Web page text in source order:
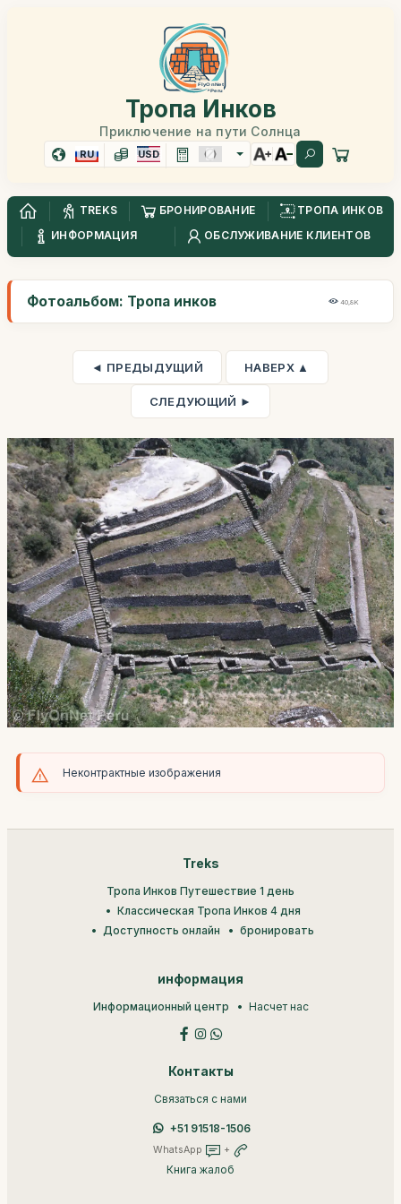
Тропа Инков
Приключение на пути Солнца
RU USD
TREKS БРОНИРОВАНИЕ
ТРОПА ИНКОВ
ИНФОРМАЦИЯ
ОБСЛУЖИВАНИЕ КЛИЕНТОВ
Фотоальбом: Тропа инков 40,8K
◄ ПРЕДЫДУЩИЙ НАВЕРХ ▲
СЛЕДУЮЩИЙ ►
Неконтрактные изображения
Treks
Тропа Инков Путешествие 1 день
Классическая Тропа Инков 4 дня
Доступность онлайн
бронировать
информация
Информационный центр Насчет нас
Контакты
Связаться с нами
+51 91518-1506
WhatsApp +
Книга жалоб